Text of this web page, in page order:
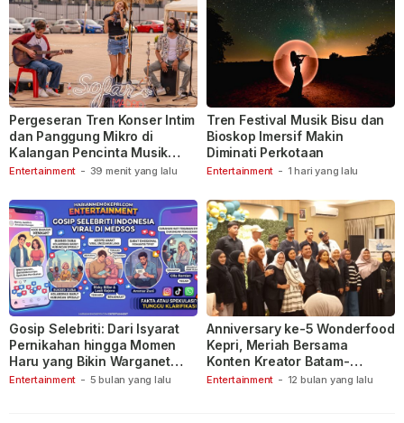
Entertainment - 39 menit yang lalu
Pergeseran Tren Konser Intim
dan Panggung Mikro di
Kalangan Pencinta Musik
Indonesia
Entertainment - 1 hari yang lalu
Tren Festival Musik Bisu dan
Bioskop Imersif Makin
Diminati Perkotaan
Entertainment - 5 bulan yang lalu
Gosip Selebriti: Dari Isyarat
Pernikahan hingga Momen
Haru yang Bikin Warganet
Berspekulasi
Entertainment - 12 bulan yang lalu
Anniversary ke-5 Wonderfood
Kepri, Meriah Bersama
Konten Kreator Batam-
Tanjungpinang